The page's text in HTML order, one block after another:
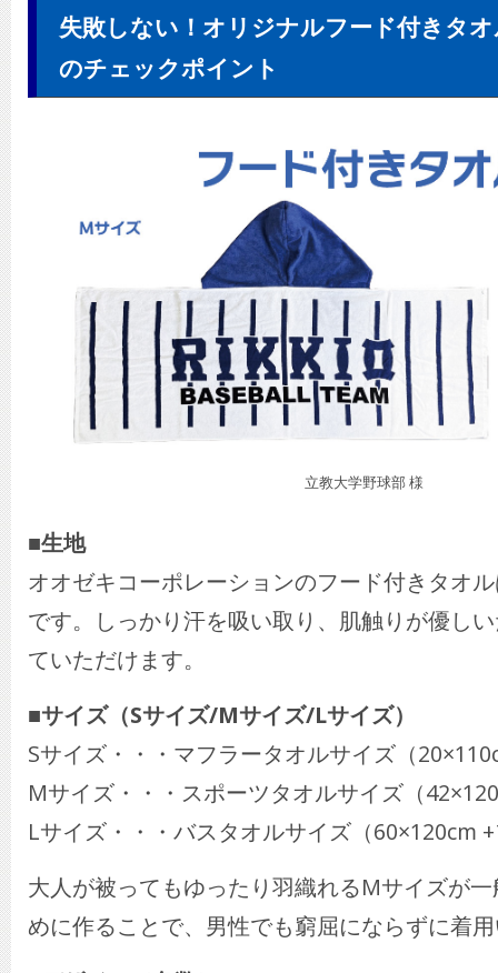
失敗しない！オリジナルフード付きタ
のチェックポイント
立教大学野球部 様
■生地
オオゼキコーポレーションのフード付きタオ
です。しっかり汗を吸い取り、肌触りが優し
ていただけます。
■サイズ（Sサイズ/Mサイズ/Lサイズ）
Sサイズ・・・マフラータオルサイズ（
Mサイズ・・・スポーツタオルサイズ（
Lサイズ・・・バスタオルサイズ（60×120cm
大人が被ってもゆったり羽織れるMサイズが
めに作ることで、男性でも窮屈にならずに着